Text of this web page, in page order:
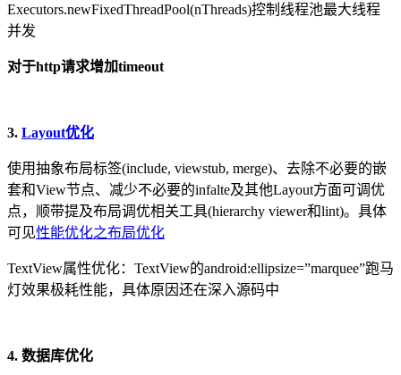
Executors.newFixedThreadPool(nThreads)控制线程池最大线程
并发
对于http请求增加timeout
3. Layout优化
使用抽象布局标签(include, viewstub, merge)、去除不必要的嵌
套和View节点、减少不必要的infalte及其他Layout方面可调优
点，顺带提及布局调优相关工具(hierarchy viewer和lint)。具体
可见性能优化之布局优化
TextView属性优化：TextView的android:ellipsize=”marquee”跑马
灯效果极耗性能，具体原因还在深入源码中
4. 数据库优化